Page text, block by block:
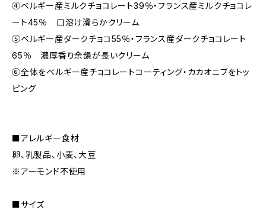
④ベルギー産ミルクチョコレート39％・フランス産ミルクチョコレ
ート45％ 口溶け滑らかクリーム
⑤ベルギー産ダークチョコ55％・フランス産ダークチョコレート
65％ 濃厚香り余韻が長いクリーム
⑥全体をベルギー産チョコレートコーティング・カカオニブをトッ
ピング
■アレルギー食材
卵、乳製品、小麦、大豆
※アーモンド不使用
■サイズ